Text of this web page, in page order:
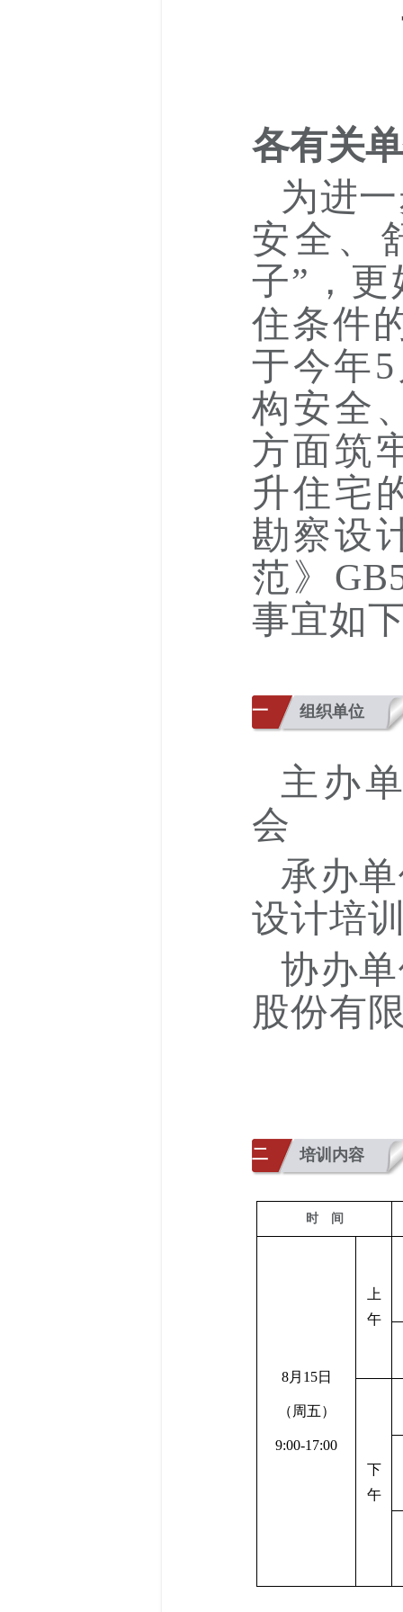
各有关
为进
安全、
子”，
住条件
于今年
构安全
方面筑
升住宅
勘察设
范》
事宜如
一 组织单位
主办
会
承办
设计培
协办
股份有
二 培训内容
时 间
8月15日
（周五）
9:00-17:00
上
午
下
午